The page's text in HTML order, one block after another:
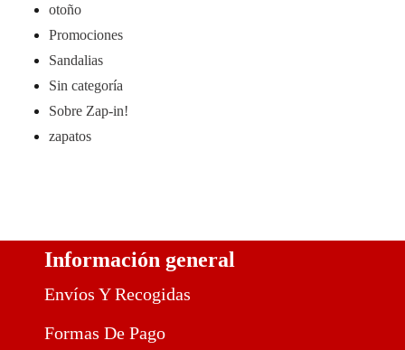
otoño
Promociones
Sandalias
Sin categoría
Sobre Zap-in!
zapatos
Información general
Envíos Y Recogidas
Formas De Pago